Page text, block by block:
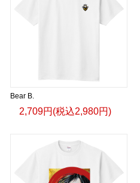
Bear B.
2,709円(税込2,980円)